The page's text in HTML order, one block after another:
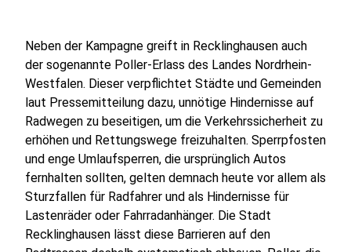
Neben der Kampagne greift in Recklinghausen auch
der sogenannte Poller-Erlass des Landes Nordrhein-
Westfalen. Dieser verpflichtet Städte und Gemeinden
laut Pressemitteilung dazu, unnötige Hindernisse auf
Radwegen zu beseitigen, um die Verkehrssicherheit zu
erhöhen und Rettungswege freizuhalten. Sperrpfosten
und enge Umlaufsperren, die ursprünglich Autos
fernhalten sollten, gelten demnach heute vor allem als
Sturzfallen für Radfahrer und als Hindernisse für
Lastenräder oder Fahrradanhänger. Die Stadt
Recklinghausen lässt diese Barrieren auf den